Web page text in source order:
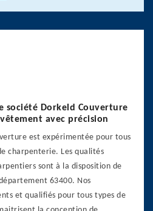
société Dorkeld Couverture
avec précision
est expérimentée pour tous
charpenterie. Les qualités
sont à la disposition de
63400. Nos
et qualifiés pour tous types de